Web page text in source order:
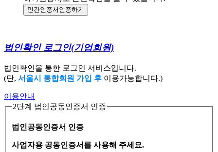
민간인증서 인증하기
법인확인 로그인(기업회원)
법인확인을 통한 로그인 서비스입니다.
(단, 서울시 통합회원 가입 후 이용가능합니다.)
이용안내
2단계 법인공동인증서 인증
법인공동인증서 인증
사업자용 공동인증서를 사용해 주세요.